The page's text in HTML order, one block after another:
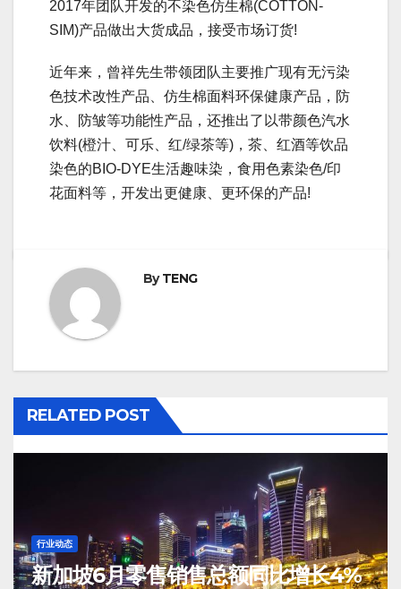
2017年团队开发的不染色仿生棉(COTTON-
SIM)产品做出大货成品，接受市场订货!
近年来，曾祥先生带领团队主要推广现有无污染
色技术改性产品、仿生棉面料环保健康产品，防
水、防皱等功能性产品，还推出了以带颜色汽水
饮料(橙汁、可乐、红/绿茶等)，茶、红酒等饮品
染色的BIO-DYE生活趣味染，食用色素染色/印
花面料等，开发出更健康、更环保的产品!
ByTENG
RELATED POST
行业动态
新加坡6月零售销售总额同比增长4%